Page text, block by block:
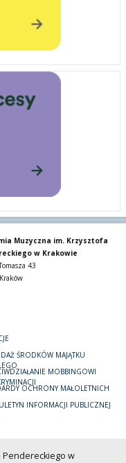
Muzyczna im. Krzysztofa
w Krakowie
43
ŚRODKÓW MAJĄTKU
MOBBINGOWI
OCHRONY MAŁOLETNICH
INFORMACJI PUBLICZNEJ
Pendereckiego w